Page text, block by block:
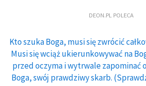
DEON.PL POLECA
Kto szuka Boga, musi się zwrócić
Musi się wciąż ukierunkowywać na
przed oczyma i wytrwale zapominać
Boga, swój prawdziwy skarb.